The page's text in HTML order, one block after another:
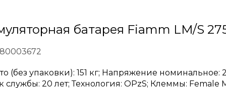
батарея Fiamm LM/S
(без упаковки): 151 кг; Напряжение номинальное:
службы: 20 лет; Технология: OPzS; Клеммы: Female